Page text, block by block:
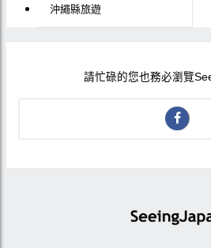
沖繩縣旅遊
請忙碌的您也務必瀏覽